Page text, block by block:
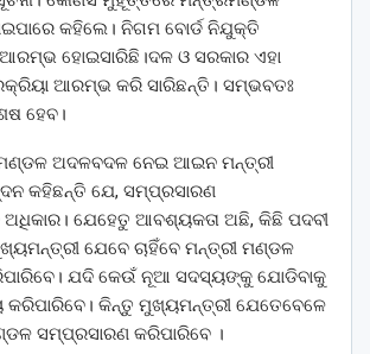
କହିଲେ। ନିଗମ ବୋର୍ଡ ନିଯୁକ୍ତି
ହୋଇସାରିଛି।ଦଳ ଓ ସରକାର ଏହା
ଆରମ୍ଭ କରି ସାରିଛନ୍ତି। ସମ୍ଭବତଃ
ହେବ।
ଅଦଳବଦଳ ନେଇ ଆଇନ ମନ୍ତ୍ରୀ
କହିଛନ୍ତି ଯେ, ସମ୍ପ୍ରସାରଣ
ଯେହେତୁ ଆବଶ୍ୟକତା ଅଛି, କିଛି ପଦବୀ
ଯେବେ ଚାହିଁବେ ମନ୍ତ୍ରୀ ମଣ୍ଡଳ
ଯଦି କେଉଁ ନୂଆ ସଦସ୍ୟଙ୍କୁ ଯୋଡିବାକୁ
କରିପାରିବେ। କିନ୍ତୁ ମୁଖ୍ୟମନ୍ତ୍ରୀ ଯେତେବେଳେ
ସମ୍ପ୍ରସାରଣ କରିପାରିବେ ।